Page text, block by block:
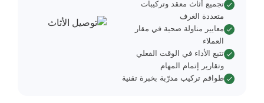
تجميع أثاث معقد وتركيبات
متعددة الغرف
معايير مناولة صحية في مقار
العملاء
تتبع الأداء في الوقت الفعلي
وتقارير إتمام المهام
طواقم تركيب مدرّبة بخبرة تقنية